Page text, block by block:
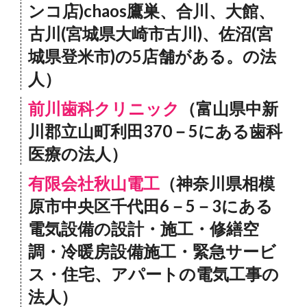
ンコ店)chaos鷹巣、合川、大館、
古川(宮城県大崎市古川)、佐沼(宮
城県登米市)の5店舗がある。の法
人）
前川歯科クリニック
（富山県中新
川郡立山町利田370－5にある歯科
医療の法人）
有限会社秋山電工 （神奈川県相模
原市中央区千代田6－5－3にある
電気設備の設計・施工・修繕空
調・冷暖房設備施工・緊急サービ
ス・住宅、アパートの電気工事の
法人）